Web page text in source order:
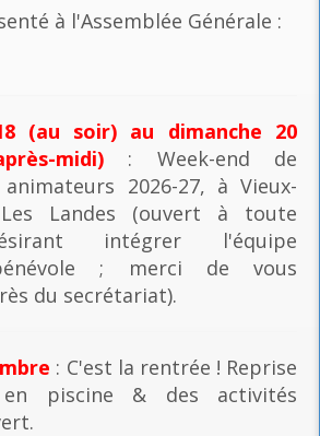
à l'Assemblée Générale :
(au soir) au dimanche 20
midi): Week-end de
2026-27, à Vieux-
Landes (ouvert à toute
intégrer l'équipe
; merci de vous
du secrétariat).
: C'est la rentrée ! Reprise
piscine & des activités